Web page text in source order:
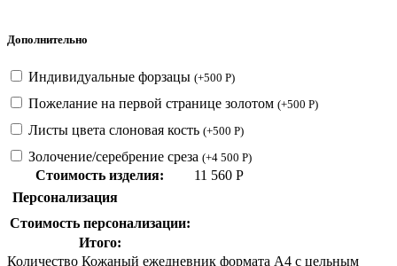
Дополнительно
Индивидуальные форзацы (+500 Р)
Пожелание на первой странице золотом (+500 Р)
Листы цвета слоновая кость (+500 Р)
Золочение/серебрение среза (+4 500 Р)
Стоимость изделия: 11 560 Р
Персонализация
Стоимость персонализации:
Итого:
Количество Кожаный ежедневник формата А4 с цельным